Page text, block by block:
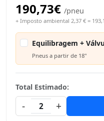
190,73€ /pneu
+ Imposto ambiental 2,37 € =
Equilibragem +
Pneus a partir de 18"
Total Estimado:
-
2 +